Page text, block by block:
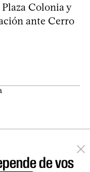
Colonia y
ante Cerro
de vos